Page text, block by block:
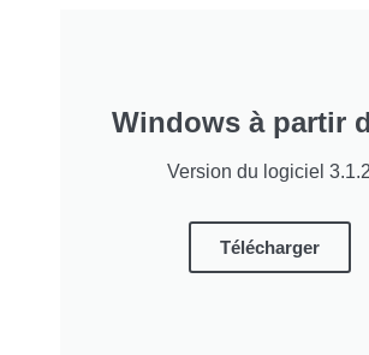
Windows à partir
Version du logiciel 3.1.2
Télécharger